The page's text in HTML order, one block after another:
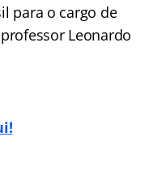
para o cargo de
Leonardo